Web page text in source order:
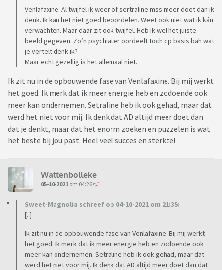
Venlafaxine. Al twijfel ik weer of sertraline mss meer doet dan ik
denk. Ik kan het niet goed beoordelen. Weet ook niet wat ik kán
verwachten. Maar daar zit ook twijfel. Heb ik wel het juiste
beeld gegeven. Zo’n psychiater oordeelt toch op basis bah wat
je vertelt denk ik?
Maar echt gezellig is het allemaal niet.
Ik zit nu in de opbouwende fase van Venlafaxine. Bij mij werkt
het goed. Ik merk dat ik meer energie heb en zodoende ook
meer kan ondernemen. Setraline heb ik ook gehad, maar dat
werd het niet voor mij. Ik denk dat AD altijd meer doet dan
dat je denkt, maar dat het enorm zoeken en puzzelen is wat
het beste bij jou past. Heel veel succes en sterkte!
Wattenbolleke
05-10-2021 om 04:26
Sweet-Magnolia schreef op 04-10-2021 om 21:35:
[..]
Ik zit nu in de opbouwende fase van Venlafaxine. Bij mij werkt
het goed. Ik merk dat ik meer energie heb en zodoende ook
meer kan ondernemen. Setraline heb ik ook gehad, maar dat
werd het niet voor mij. Ik denk dat AD altijd meer doet dan dat